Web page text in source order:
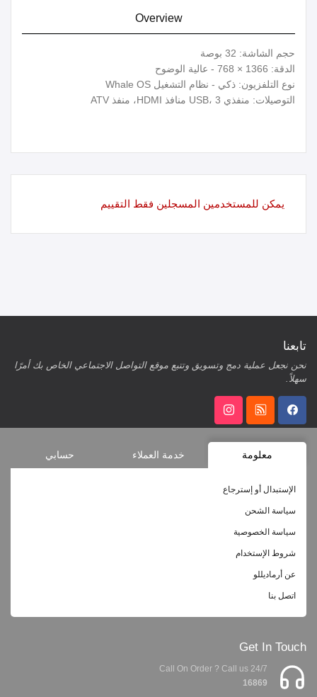
Overview
حجم الشاشة: 32 بوصة
الدقة: 1366 × 768 - عالية الوضوح
نوع التلفزيون: ذكي - نظام التشغيل Whale OS
التوصيلات: منفذي USB، 3 منافذ HDMI، منفذ ATV
يمكن للمستخدمين المسجلين فقط التقييم
تابعنا
نحن نجعل عملية دمج وتسويق وتتبع موقع التواصل الاجتماعي الخاص بك أمرًا
سهلاً.
معلومة خدمة العملاء حسابي
Get In Touch
Call On Order ? Call us 24/7
16869
الإستبدال أو إسترجاع
سياسة الشحن
سياسة الخصوصية
شروط الإستخدام
عن أرماديللو
اتصل بنا